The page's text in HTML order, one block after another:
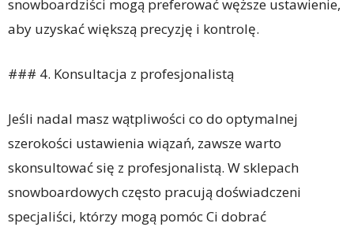
snowboardziści mogą preferować węższe ustawienie,
aby uzyskać większą precyzję i kontrolę.
### 4. Konsultacja z profesjonalistą
Jeśli nadal masz wątpliwości co do optymalnej
szerokości ustawienia wiązań, zawsze warto
skonsultować się z profesjonalistą. W sklepach
snowboardowych często pracują doświadczeni
specjaliści, którzy mogą pomóc Ci dobrać